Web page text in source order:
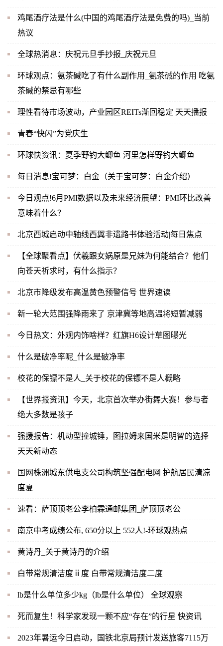
鸡尾酒疗法是什么(中国的鸡尾酒疗法是免费的吗)_当前
热议
全球热消息：庆祝元旦手抄报_庆祝元旦
环球观点：氨茶碱吃了有什么副作用_氨茶碱的作用 吃氨
茶碱的禁忌有哪些
理性看待市场波动，产业园区REITs渐回稳定 天天播报
青春“快闪”为党庆生
环球快资讯：夏季野钓大鲫鱼 河里怎样野钓大鲫鱼
每日消息!宝可梦：白金（关于宝可梦：白金介绍）
今日观点!6月PMI数据以及未来经济展望：PMI环比改善
意味着什么？
北京西城启动中轴线西翼非遗路书体验活动|每日焦点
【全球聚看点】伏羲跟女娲原是兄妹为何能结合？他们
向苍天祈求时，有什么指示？
北京市降级发布高温黄色预警信号 世界速读
新一轮大范围强降雨来了 京津冀等地高温将短暂减弱
今日热文：外观内饰啥样？红旗H6设计草图曝光
什么是破净率呢_什么是破净率
校花的保镖不是人_关于校花的保镖不是人概略
【世界报资讯】今天，北京首次举办街舞大赛！参与者
绝大多数是孩子
强援报告：机动型撞城锤，图拉姆来国米是明智的选择
天天新动态
国网株洲城东供电支公司构筑坚强配电网 护航居民清凉
度夏
速看：萨顶顶老公李柏霖通邮集团_萨顶顶老公
南京中考成绩公布, 650分以上 552人!-环球观热点
黄诗丹_关于黄诗丹的介绍
白带常规清洁度ⅱ度 白带常规清洁度二度
lb是什么单位多少kg（lb是什么单位） 全球观察
死而复生！科学家发现一颗不应“存在”的行星 快资讯
2023年暑运今日启动，国铁北京局预计发送旅客7115万